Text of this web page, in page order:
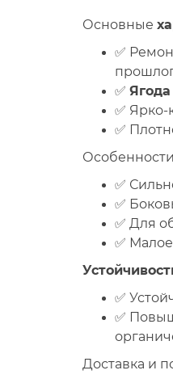
Основные
✅
✅ Ягода
✅ Ярко-
✅
Особенности
✅
✅
✅ Для
✅
✅
✅
Доставка и